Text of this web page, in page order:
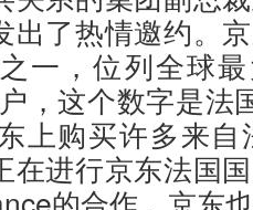
出了热情邀约。
一，位列全球
，这个数字是法
上购买许多来
在进行京东法国